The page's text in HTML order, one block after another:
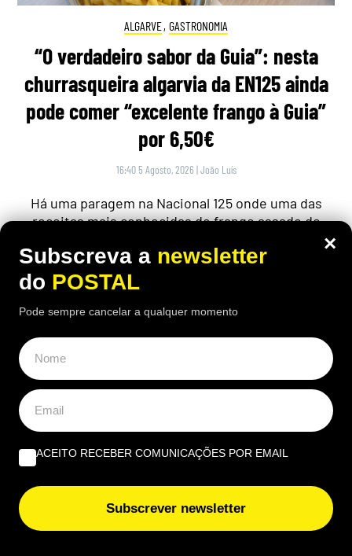
ALGARVE, GASTRONOMIA
“O verdadeiro sabor da Guia”: nesta
churrasqueira algarvia da EN125 ainda
pode comer “excelente frango à Guia”
por 6,50€
16:40 5 Agosto, 2026 |João Luís
Há uma paragem na Nacional 125 onde uma das
receitas mais conhecidas de frango assado do
verão
×
Subscreva a newsletter
do POSTAL
Pode sempre cancelar a qualquer momento
ACEITO RECEBER COMUNICAÇÕES POR EMAIL
Subscrever newsletter